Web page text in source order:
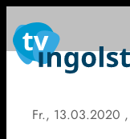
Fr., 13.03.2020